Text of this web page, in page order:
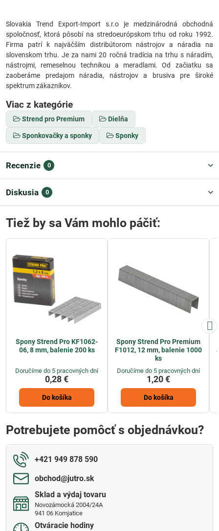
Slovakia Trend Export-Import s.r.o je medzinárodná obchodná
spoločnosť, ktorá pôsobí na stredoeurópskom trhu od roku 1992.
Firma patrí k najväčším distribútorom nástrojov a náradia na
slovenskom trhu. Je za nami 20 ročná tradícia na trhu s náradím,
nástrojmi, remeselnou technikou a meradlami. Od začiatku sa
zaoberáme predajom náradia, nástrojov a brusiva pre široké
spektrum zákazníkov.
Viac z kategórie
Strend pro Premium Dielňa
Sponkovačky a sponky Sponky
Recenzie 0
Diskusia 0
Tiež by sa Vám mohlo páčiť:
Spony Strend Pro KF1062-
06, 8 mm, balenie 200 ks
Doručíme do 5 pracovných dní
0,28 €
Do košíka
Spony Strend Pro Premium
F1012, 12 mm, balenie 1000
ks
Doručíme do 5 pracovných dní
1,20 €
Do košíka
Potrebujete pomôcť s objednávkou?
+421 949 878 590
obchod​@jutro​.sk
Sklad a výdaj tovaru
Novozámocká 2004/24A
941 06 Komjatice
Otváracie hodiny